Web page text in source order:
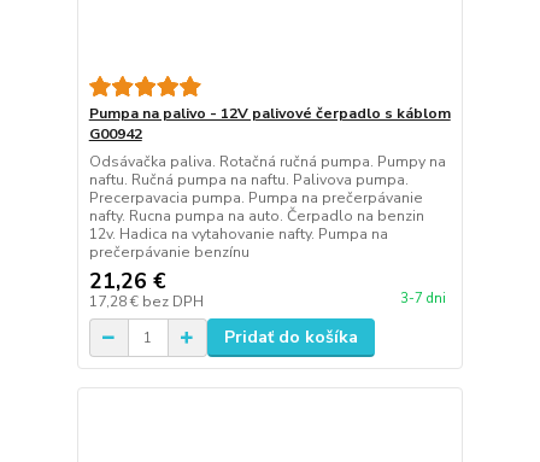
Pumpa na palivo - 12V palivové čerpadlo s káblom
G00942
Odsávačka paliva. Rotačná ručná pumpa. Pumpy na
naftu. Ručná pumpa na naftu. Palivova pumpa.
Precerpavacia pumpa. Pumpa na prečerpávanie
nafty. Rucna pumpa na auto. Čerpadlo na benzin
12v. Hadica na vytahovanie nafty. Pumpa na
prečerpávanie benzínu
21,26 €
17,28 € bez DPH 3-7 dni
Pridať do košíka